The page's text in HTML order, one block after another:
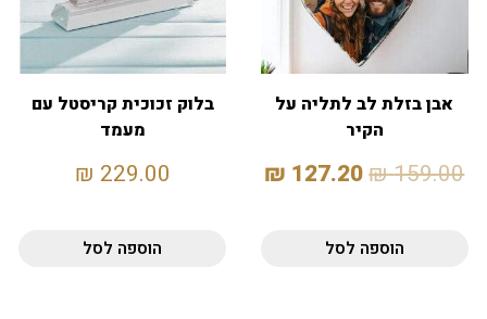
אבן בזלת לב לתליה על
הקיר
159.00
₪
127.20
₪
הוספה לסל
בלוק זכוכית קריסטל עם
מעמד
229.00
₪
הוספה לסל